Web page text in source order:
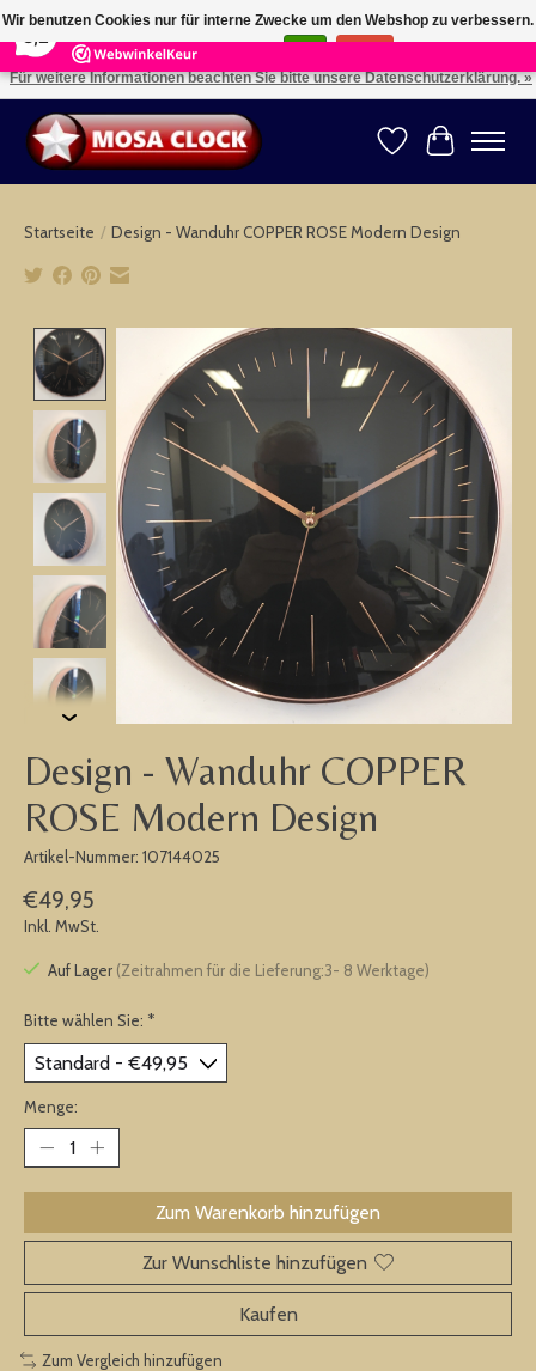
164 Reviews ×
Kies uw taal: NL -- Wählen Sie ihre Sprache: DE -- Choose your language: EN ⇓ ⇒
Wunschzettel
Ihr
Startseite / Design - Wanduhr COPPER ROSE Modern Design
Product image slideshow Items
Design - Wanduhr COPPER
ROSE Modern Design
Artikel-Nummer: 107144025
€49,95
Inkl. MwSt.
Auf Lager (Zeitrahmen für die Lieferung:3- 8 Werktage)
Bitte wählen Sie: *
Menge:
Zum Warenkorb hinzufügen
Zur Wunschliste hinzufügen
Kaufen
Zum Vergleich hinzufügen
Wir benutzen Cookies nur für interne Zwecke um den Webshop zu verbessern.
Ist das in Ordnung?
Für weitere Informationen beachten Sie bitte unsere Datenschutzerklärung. »